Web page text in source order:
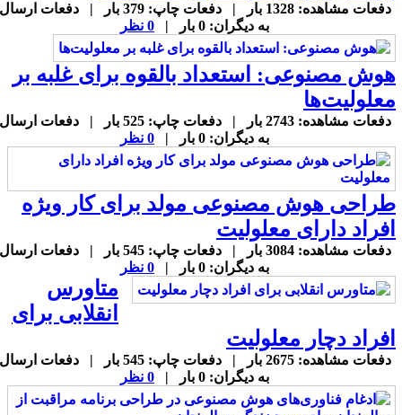
دفعات مشاهده: 1328 بار | دفعات چاپ: 379 بار | دفعات ارسال
به دیگران: 0 بار |
مصنوعی: استعداد بالقوه برای غلبه بر
دفعات مشاهده: 2743 بار | دفعات چاپ: 525 بار | دفعات ارسال
به دیگران: 0 بار |
هوش مصنوعی مولد برای کار ویژه
دارای معلولیت
دفعات مشاهده: 3084 بار | دفعات چاپ: 545 بار | دفعات ارسال
به دیگران: 0 بار |
متاورس
انقلابی برای
دچار معلولیت
دفعات مشاهده: 2675 بار | دفعات چاپ: 545 بار | دفعات ارسال
به دیگران: 0 بار |